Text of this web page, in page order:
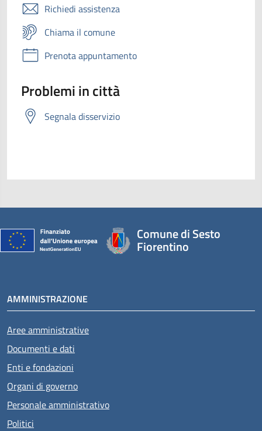
Richiedi assistenza
Chiama il comune
Prenota appuntamento
Problemi in città
Segnala disservizio
Comune di Sesto
Fiorentino
AMMINISTRAZIONE
Aree amministrative
Documenti e dati
Enti e fondazioni
Organi di governo
Personale amministrativo
Politici